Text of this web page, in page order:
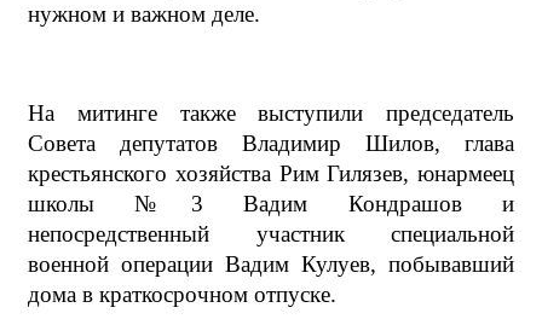
нужном и важном деле.
На митинге также выступили председатель
Совета депутатов Владимир Шилов, глава
крестьянского хозяйства Рим Гилязев, юнармеец
школы №3 Вадим Кондрашов и
непосредственный участник специальной
военной операции Вадим Кулуев, побывавший
дома в краткосрочном отпуске.